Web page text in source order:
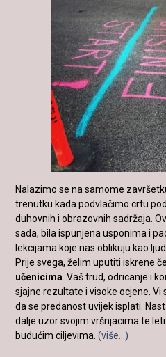
Nalazimo se na samome
trenutku kada podvlačimo crtu
duhovnih i obrazovnih sadržaja.
sada, bila ispunjena usponima i
lekcijama koje nas oblikuju kao
Prije svega, želim uputiti iskrene
učenicima . Vaš trud, odricanje i
sjajne rezultate i visoke ocjene. Vi
da se predanost uvijek isplati.
dalje uzor svojim vršnjacima te
budućim ciljevima. (više…)